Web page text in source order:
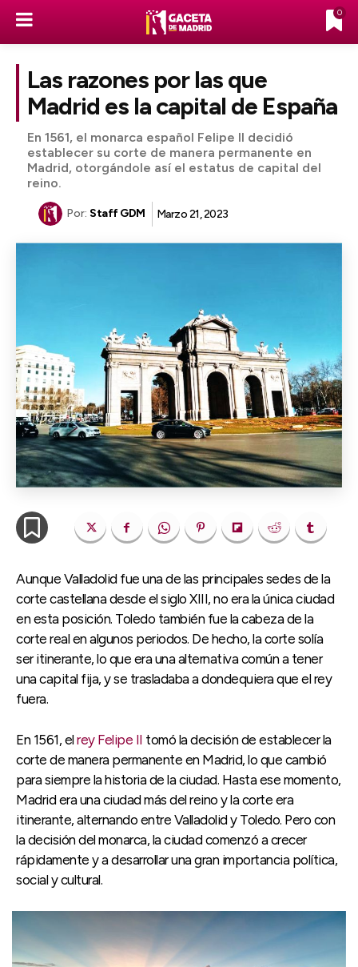
0
Las razones por las que
Madrid es la capital de España
En 1561, el monarca español Felipe II decidió
establecer su corte de manera permanente en
Madrid, otorgándole así el estatus de capital del
reino.
Por: Staff GDM Marzo 21, 2023
Aunque Valladolid fue una de las principales sedes de la
corte castellana desde el siglo XIII, no era la única ciudad
en esta posición. Toledo también fue la cabeza de la
corte real en algunos periodos. De hecho, la corte solía
ser itinerante, lo que era una alternativa común a tener
una capital fija, y se trasladaba a dondequiera que el rey
fuera.
En 1561, elrey Felipe II tomó la decisión de establecer la
corte de manera permanente en Madrid, lo que cambió
para siempre la historia de la ciudad. Hasta ese momento,
Madrid era una ciudad más del reino y la corte era
itinerante, alternando entre Valladolid y Toledo. Pero con
la decisión del monarca, la ciudad comenzó a crecer
rápidamente y a desarrollar una gran importancia política,
social y cultural.